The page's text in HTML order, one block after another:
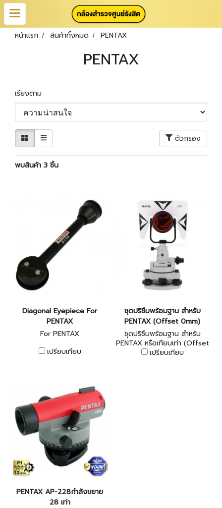
หน้าแรก สินค้าทั้งหมด PENTAX
PENTAX
เรียงตาม
ตัวกรอง
พบสินค้า 3 ชิ้น
Diagonal Eyepiece For
PENTAX
For PENTAX
เปรียบเทียบ
ชุดปริซึมพร้อมฐาน สำหรับ
PENTAX (Offset 0mm)
ชุดปริซึมพร้อมฐาน สำหรับ
PENTAX หรือเทียบเท่า (Offset
0mm)
เปรียบเทียบ
PENTAX AP-228กำลังขยาย
28 เท่า